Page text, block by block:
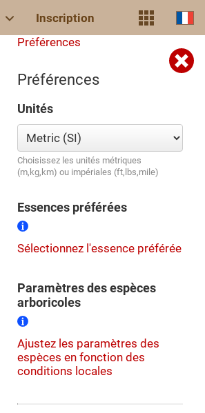
Inscription
Préférences
Préférences
Unités
Choisissez les unités métriques
(m,kg,km) ou impériales (ft,lbs,mile)
Essences préférées
Sélectionnez l'essence préférée
Paramètres des espèces
arboricoles
Ajustez les paramètres des
espèces en fonction des
conditions locales